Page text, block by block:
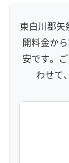
東白川郡矢
開料金か
安です。
わせて